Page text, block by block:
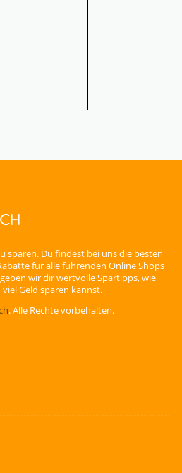
sparen. Du findest bei uns die besten
für alle führenden Online Shops
wir dir wertvolle Spartipps, wie
Geld sparen kannst.
. Alle Rechte vorbehalten.